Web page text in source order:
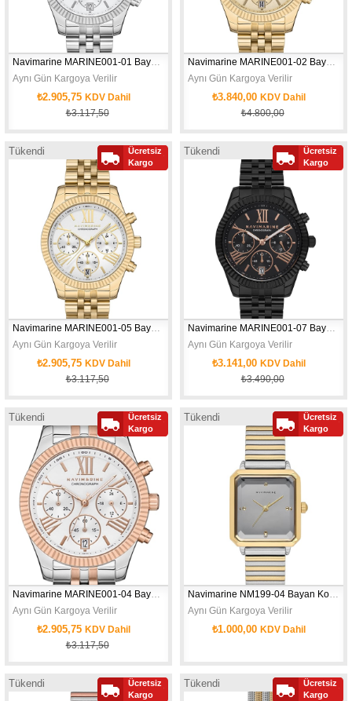
Navimarine MARINE001-01 Bayan Kol Saati
Aynı Gün Kargoya Verilir
₺2.905,75 KDV Dahil
₺3.117,50
Navimarine MARINE001-02 Bayan Kol Saati
Aynı Gün Kargoya Verilir
₺3.840,00 KDV Dahil
₺4.800,00
Tükendi
Navimarine MARINE001-05 Bayan Kol Saati
Aynı Gün Kargoya Verilir
₺2.905,75 KDV Dahil
₺3.117,50
Ücretsiz
Kargo
Tükendi
Navimarine MARINE001-07 Bayan Kol Saati
Aynı Gün Kargoya Verilir
₺3.141,00 KDV Dahil
₺3.490,00
Ücretsiz
Kargo
Tükendi
Navimarine MARINE001-04 Bayan Kol Saati
Aynı Gün Kargoya Verilir
₺2.905,75 KDV Dahil
₺3.117,50
Ücretsiz
Kargo
Yeni
Tükendi
Navimarine NM199-04 Bayan Kol Saati
Aynı Gün Kargoya Verilir
₺1.000,00 KDV Dahil
Ücretsiz
Kargo
Tükendi
Ücretsiz
Kargo
Tükendi
Ücretsiz
Kargo